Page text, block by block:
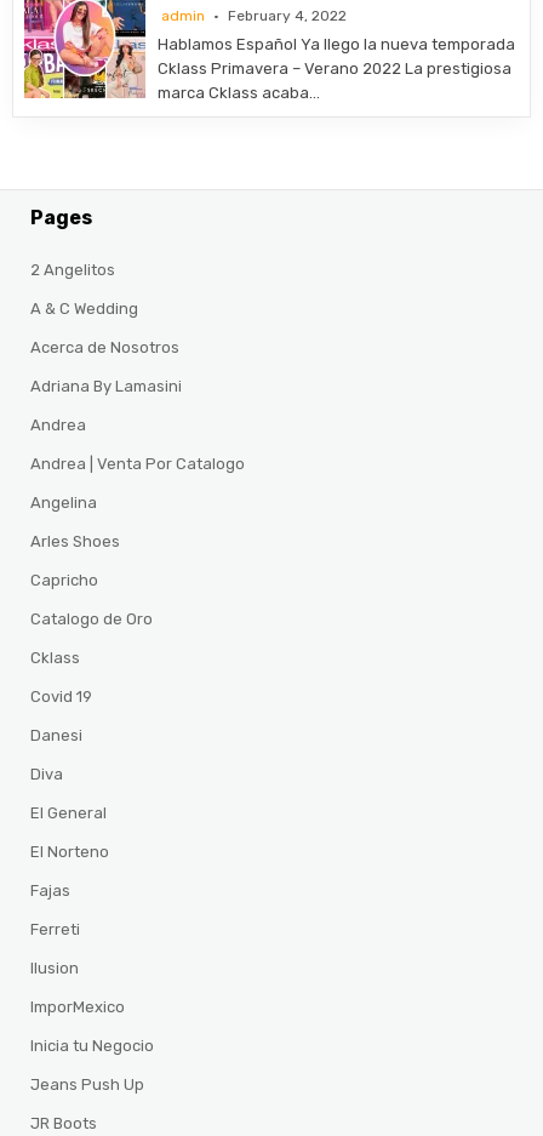
admin February 4, 2022
Hablamos Español Ya llego la nueva temporada
Cklass Primavera – Verano 2022 La prestigiosa
marca Cklass acaba…
Pages
2 Angelitos
A & C Wedding
Acerca de Nosotros
Adriana By Lamasini
Andrea
Andrea | Venta Por Catalogo
Angelina
Arles Shoes
Capricho
Catalogo de Oro
Cklass
Covid 19
Danesi
Diva
El General
El Norteno
Fajas
Ferreti
Ilusion
ImporMexico
Inicia tu Negocio
Jeans Push Up
JR Boots